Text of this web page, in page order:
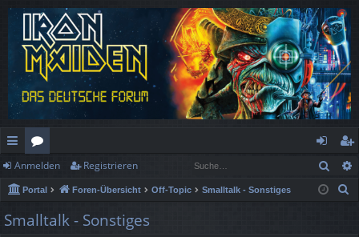
ch
ne
llz
or
en
n
m
eg
ist
Anmelden Registrieren
Portal Foren-Übersicht Off-Topic Smalltalk - Sonstiges
Smalltalk - Sonstiges